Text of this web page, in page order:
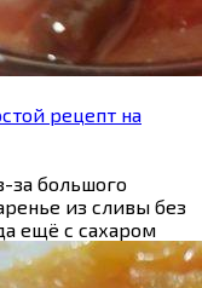
рецепт на
за большого
из сливы без
ещё с сахаром